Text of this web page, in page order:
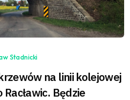
Stadnicki
na linii kolejowej
Racławic. Będzie